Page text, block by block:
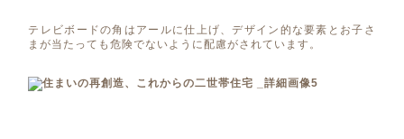
テレビボードの角はアールに仕上げ、デザイン的な要素とお子さ
まが当たっても危険でないように配慮がされています。